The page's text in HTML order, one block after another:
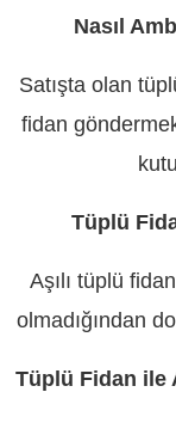
Nasıl
Satışta olan
fidan
Tüplü
Aşılı tüplü
olmadığından
Tüplü Fidan ile